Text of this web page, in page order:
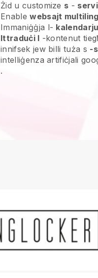
Żid u customize s -
Enablewebsajt
Immaniġġja l-
Ittraduċi l -kontenut
innifsek jew billi tuża s -
intelliġenza artifiċjali
.